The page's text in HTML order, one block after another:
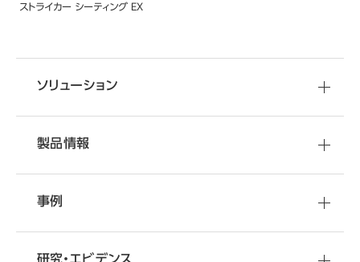
ストライカー シーティング EX
ソリューション
製品情報
事例
研究・エビデンス